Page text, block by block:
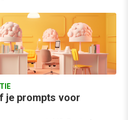
je prompts voor